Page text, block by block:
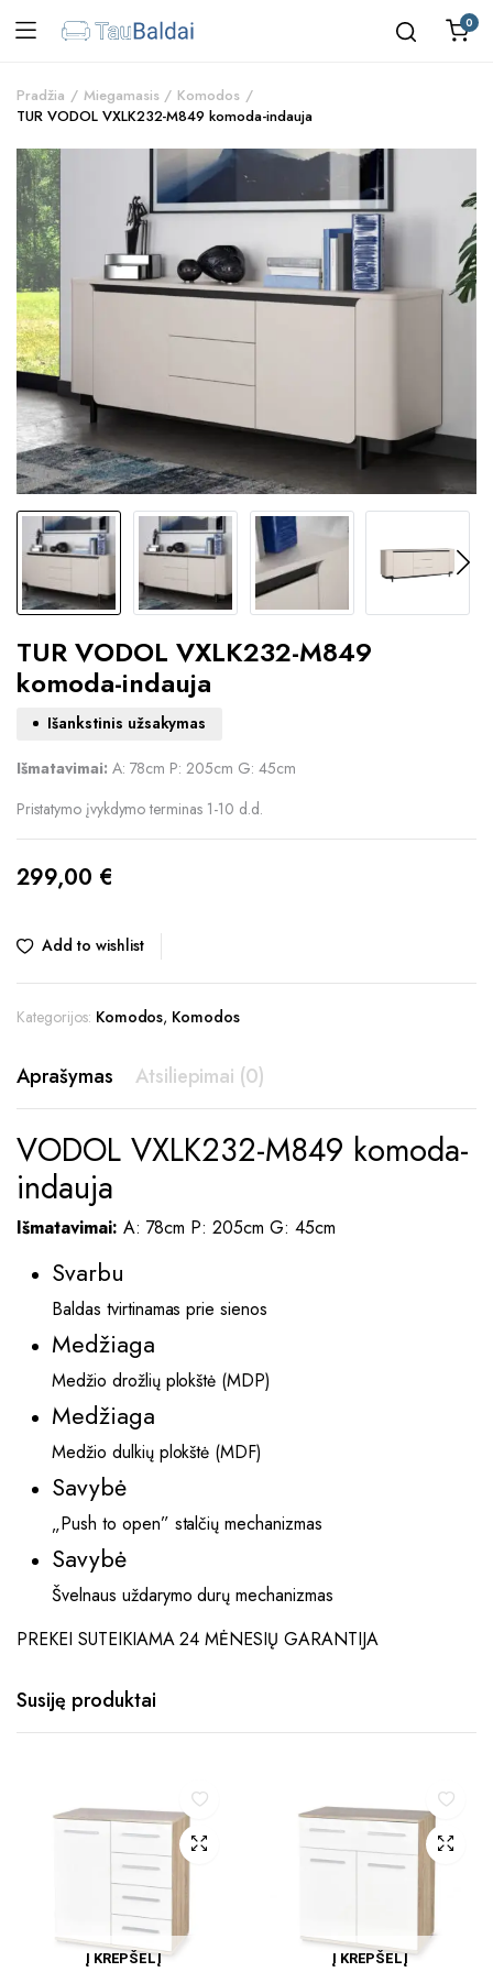
0
Pradžia Miegamasis
Komodos
TUR VODOL VXLK232-M849 komoda-indauja
TUR VODOL VXLK232-M849
komoda-indauja
Išankstinis užsakymas
Išmatavimai: A: 78cm P: 205cm G: 45cm
Pristatymo įvykdymo terminas 1-10 d.d.
299,00 €
Add to wishlist
Kategorijos: Komodos, Komodos
Aprašymas Atsiliepimai (0)
VODOL VXLK232-M849 komoda-
indauja
Išmatavimai: A: 78cm P: 205cm G: 45cm
Svarbu
Baldas tvirtinamas prie sienos
Medžiaga
Medžio drožlių plokštė (MDP)
Medžiaga
Medžio dulkių plokštė (MDF)
Savybė
„Push to open” stalčių mechanizmas
Savybė
Švelnaus uždarymo durų mechanizmas
PREKEI SUTEIKIAMA 24 MĖNESIŲ GARANTIJA
Susiję produktai
Į KREPŠELĮ Į KREPŠELĮ